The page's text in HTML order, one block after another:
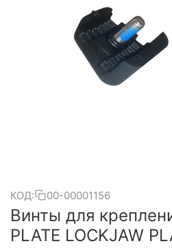
КОД: 00-00001156
Винты для
PLATE LOCKJAW